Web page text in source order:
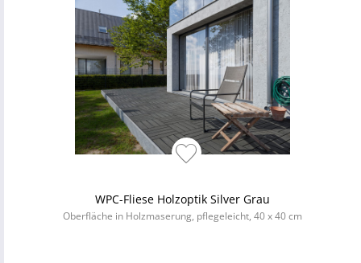
WPC-Fliese Holzoptik Silver Grau
Oberfläche in Holzmaserung, pflegeleicht, 40 x 40 cm